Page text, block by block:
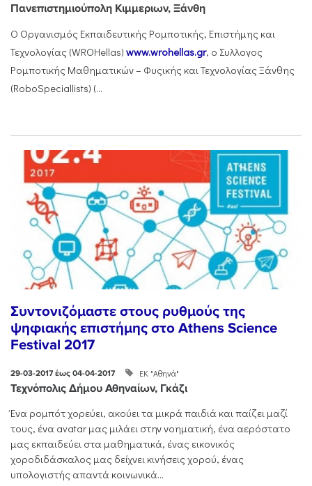
Πανεπιστημιούπολη Κιμμεριων, Ξάνθη
Ο Οργανισμός Εκπαιδευτικής Ρομποτικής, Επιστήμης και
Τεχνολογίας (WROHellas) www.wrohellas.gr, ο Συλλογος
Ρομποτικής Μαθηματικών – Φυςικής και Τεχνολογίας Ξάνθης
(RoboSpeciallists) (...
Συντονιζόμαστε στους ρυθμούς της
ψηφιακής επιστήμης στο Athens Science
Festival 2017
29-03-2017 έως 04-04-2017 ΕΚ "Αθηνά"
Τεχνόπολις Δήμου Αθηναίων, Γκάζι
Ένα ρομπότ χορεύει, ακούει τα μικρά παιδιά και παίζει μαζί
τους, ένα avatar μας μιλάει στην νοηματική, ένα αερόστατο
μας εκπαιδεύει στα μαθηματικά, ένας εικονικός
χοροδιδάσκαλος μας δείχνει κινήσεις χορού, ένας
υπολογιστής απαντά κοινωνικά...